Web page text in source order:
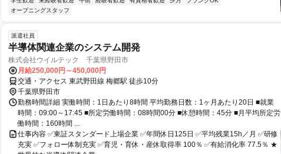
オープニングスタッフ
派遣社員
半導体関連企業のシステム開発
株式会社ウイルテック 千葉県野田市
月給250,000円～450,000円
交通・アクセス 東武野田線 梅郷駅 徒歩10分
千葉県野田市
勤務時間詳細 実働時間：1日あたり8時間 平均勤務日数：1ヶ月あたり20日 ■就業
時間：09:00～17:45 ■所定労働時間：08時間00分 ■休憩時間：45分 ■月平均所定労
働時間：160時間 ...
仕事内容 ✅東証スタンダード上場企業 ✅年間休日125日 ✅平均残業15h／月 ✅研修
充実 ✅フォロー体制充実 ✅育児・育休・産休取得率 100％ ✅有給消化率 77.5％ ★